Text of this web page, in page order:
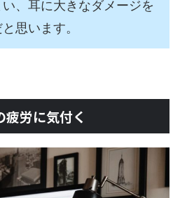
、耳に大きなダメージを
思います。
疲労に気付く